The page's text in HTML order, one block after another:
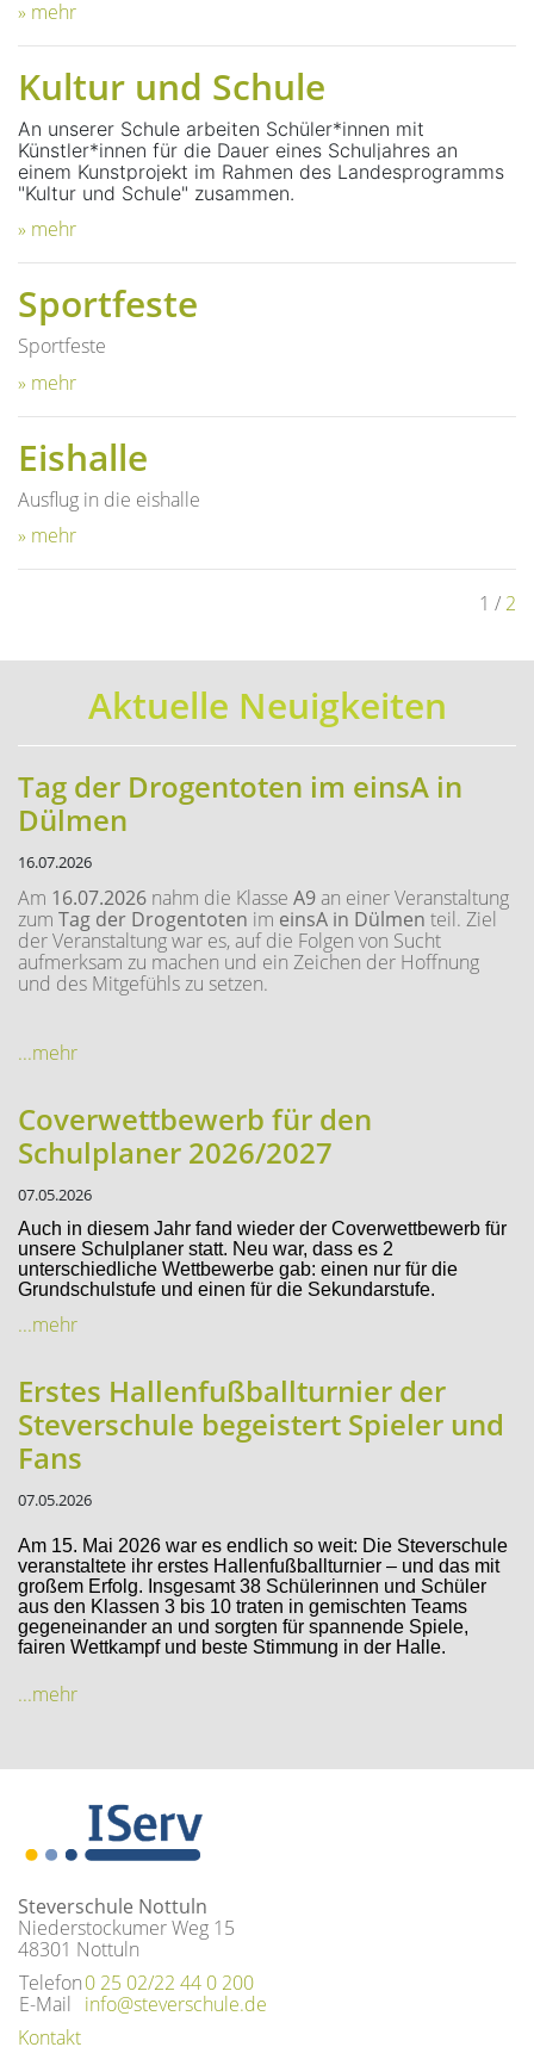
» mehr
Kultur und Schule
An unserer Schule arbeiten Schüler*innen mit
Künstler*innen für die Dauer eines Schuljahres an
einem Kunstprojekt im Rahmen des Landesprogramms
"Kultur und Schule" zusammen.
» mehr
Sportfeste
Sportfeste
» mehr
Eishalle
Ausflug in die eishalle
» mehr
1 / 2
Aktuelle Neuigkeiten
Tag der Drogentoten im einsA in
Dülmen
16.07.2026
Am 16.07.2026 nahm die Klasse A9an einer Veranstaltung
zum Tag der Drogentoten im einsA in Dülmen teil. Ziel
der Veranstaltung war es, auf die Folgen von Sucht
aufmerksam zu machen und ein Zeichen der Hoffnung
und des Mitgefühls zu setzen.
...mehr
Coverwettbewerb für den
Schulplaner 2026/2027
07.05.2026
Auch in diesem Jahr fand wieder der Coverwettbewerb für
unsere Schulplaner statt. Neu war, dass es 2
unterschiedliche Wettbewerbe gab: einen nur für die
Grundschulstufe und einen für die Sekundarstufe.
...mehr
Erstes Hallenfußballturnier der
Steverschule begeistert Spieler und
Fans
07.05.2026
Am 15. Mai 2026 war es endlich so weit: Die Steverschule
veranstaltete ihr erstes Hallenfußballturnier – und das mit
großem Erfolg. Insgesamt 38 Schülerinnen und Schüler
aus den Klassen 3 bis 10 traten in gemischten Teams
gegeneinander an und sorgten für spannende Spiele,
fairen Wettkampf und beste Stimmung in der Halle.
...mehr
Steverschule Nottuln
Niederstockumer Weg 15
48301 Nottuln
Telefon
E-Mail
0 25 02/22 44 0 200
info@steverschule.de
Kontakt